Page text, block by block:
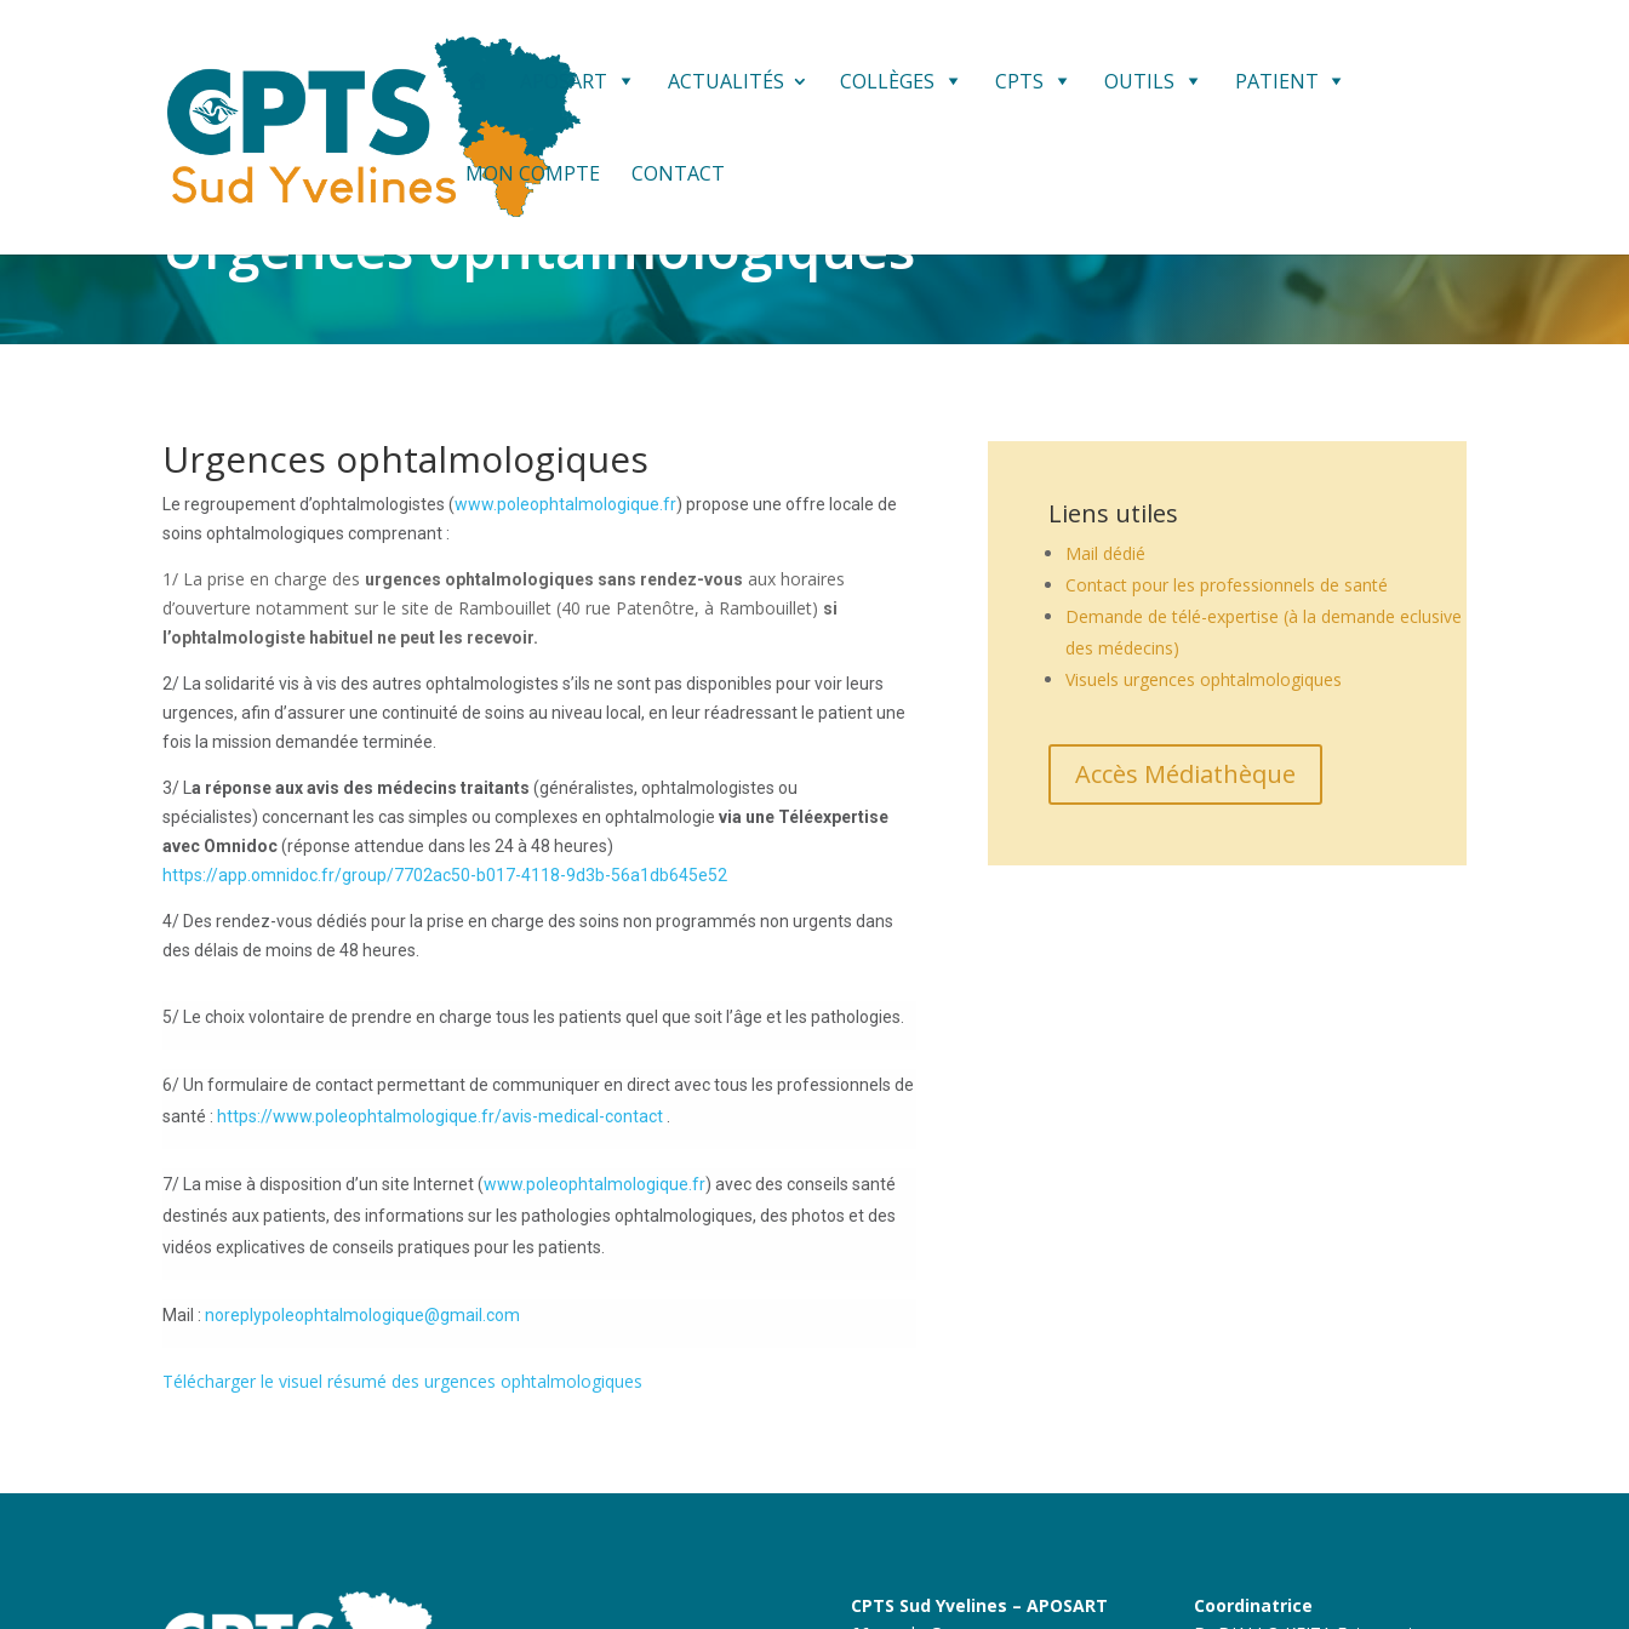
U
I
L
APOSART ACTUALITÉS COLLÈGES CPTS OUTILS PATIENT
MON COMPTE CONTACT
Urgences ophtalmologiques
Urgences ophtalmologiques
Le regroupement d’ophtalmologistes (www.poleophtalmologique.fr) propose une offre locale de
soins ophtalmologiques comprenant :
1/ La prise en charge des urgences ophtalmologiques sans rendez-vous aux horaires
d’ouverture notamment sur le site de Rambouillet (40 rue Patenôtre, à Rambouillet) si
l’ophtalmologiste habituel ne peut les recevoir.
2/ La solidarité vis à vis des autres ophtalmologistes s’ils ne sont pas disponibles pour voir leurs
urgences, afin d’assurer une continuité de soins au niveau local, en leur réadressant le patient une
fois la mission demandée terminée.
3/ La réponse aux avis des médecins traitants (généralistes, ophtalmologistes ou
spécialistes) concernant les cas simples ou complexes en ophtalmologievia une Téléexpertise
avec Omnidoc(réponse attendue dans les 24 à 48 heures)
https://app.omnidoc.fr/group/7702ac50-b017-4118-9d3b-56a1db645e52
4/ Des rendez-vous dédiés pour la prise en charge des soins non programmés non urgents dans
des délais de moins de 48 heures.
5/ Le choix volontaire de prendre en charge tous les patients quel que soit l’âge et les pathologies.
6/ Un formulaire de contact permettant de communiquer en direct avec tous les professionnels de
santé : https://www.poleophtalmologique.fr/avis-medical-contact .
7/ La mise à disposition d’un site Internet (www.poleophtalmologique.fr) avec des conseils santé
destinés aux patients, des informations sur les pathologies ophtalmologiques, des photos et des
vidéos explicatives de conseils pratiques pour les patients.
Mail :noreplypoleophtalmologique@gmail.com
Télécharger le visuel résumé des urgences ophtalmologiques
Liens utiles
Mail dédié
Contact pour les professionnels de santé
Demande de télé-expertise (à la demande eclusive
des médecins)
Visuels urgences ophtalmologiques
Accès Médiathèque
CPTS Sud Yvelines – APOSART
Coordinatrice